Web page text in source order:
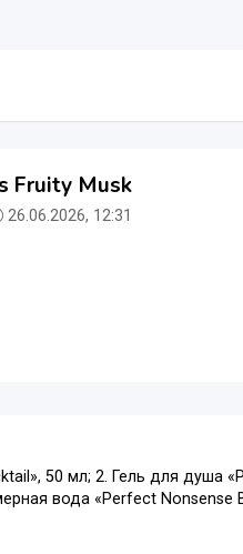
Fruity Musk
26.06.2026, 12:31
50 мл; 2. Гель для душа
вода «Perfect Nonsense